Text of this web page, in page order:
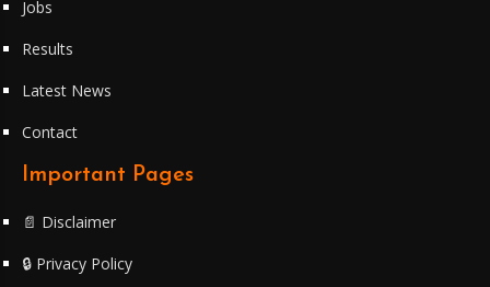
Jobs
Results
Latest News
Contact
Important Pages
📄 Disclaimer
🔒 Privacy Policy